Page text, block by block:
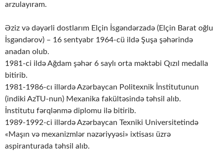
arzulayıram.
Əziz və dəyərli dostlarım Elçin İsgəndərzadə (Elçin Barat oğlu
İsgəndərov) – 16 sentyabr 1964-cü ildə Şuşa şəhərində
anadan olub.
1981-ci ildə Ağdam şəhər 6 saylı orta məktəbi Qızıl medalla
bitirib.
1981-1986-cı illərdə Azərbaycan Politexnik İnstitutunun
(indiki AzTU-nun) Mexanika fakültəsində təhsil alıb.
İnstitutu fərqlənmə diplomu ilə bitirib.
1989-1992-ci illərdə Azərbaycan Texniki Universitetində
«Maşın və mexanizmlər nəzəriyyəsi» ixtisası üzrə
aspiranturada təhsil alıb.